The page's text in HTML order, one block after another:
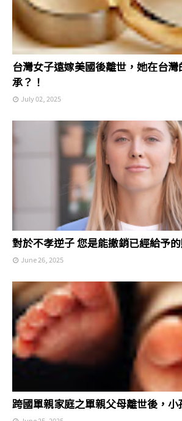
台灣女子遠嫁美國後離世，她在台
承？！
July 02, 2025
對於不孝逆子 您是能撤銷已經給予
June 26, 2025
跨國單親家庭之單親父母離世後，小